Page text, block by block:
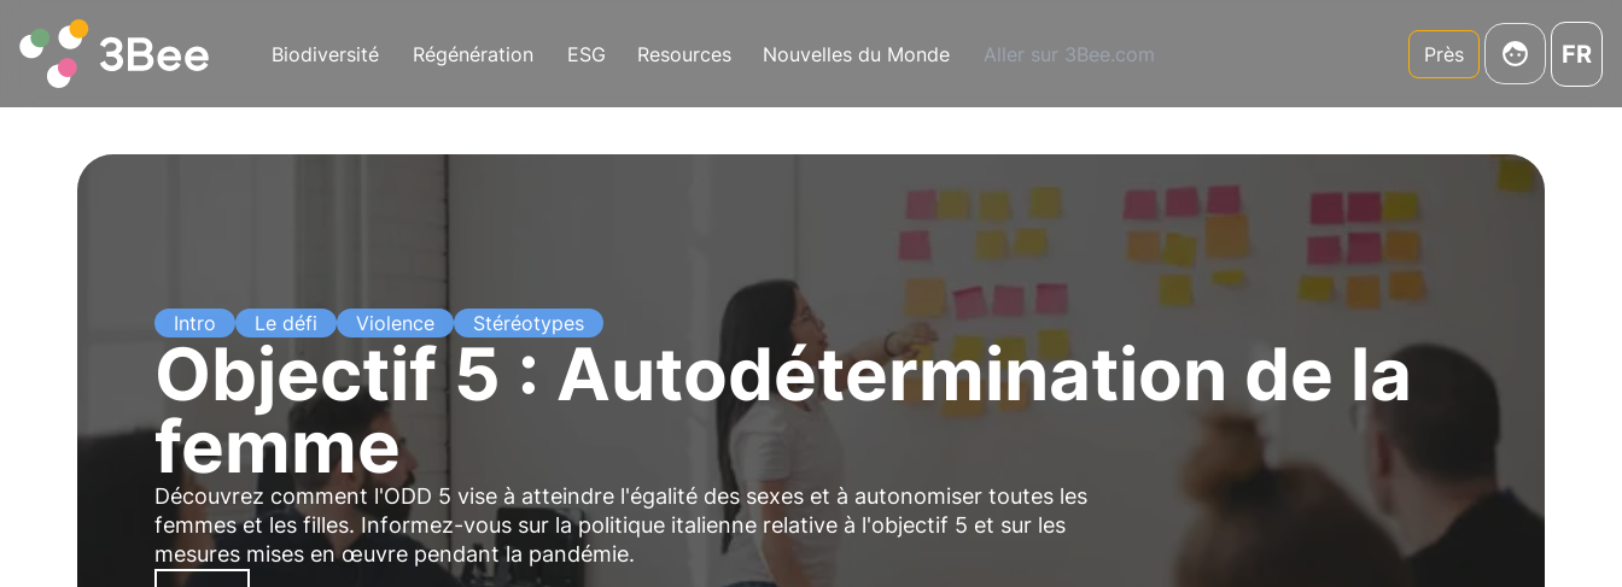
Biodiversité Régénération ESG Resources Nouvelles du Monde Aller sur 3Bee.com Près FR
Intro Le défi Violence Stéréotypes
Objectif 5 : Autodétermination de la
femme
Découvrez comment l'ODD 5 vise à atteindre l'égalité des sexes et à autonomiser toutes les
femmes et les filles. Informez-vous sur la politique italienne relative à l'objectif 5 et sur les
mesures mises en œuvre pendant la pandémie.